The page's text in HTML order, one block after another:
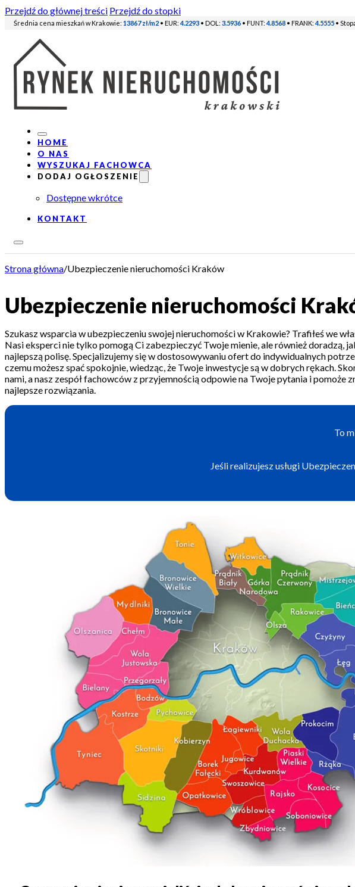
Przejdź do głównej treści Przejdź do stopki
Średnia cena mieszkań w Krakowie: 13867 zł/m2 • EUR: 4.2293 • DOL: 3.5936 • FUNT: 4.8568 • FRANK: 4.5555 •
HOME
O NAS
WYSZUKAJ FACHOWCA
DODAJ OGŁOSZENIE
Dostępne wkrótce
KONTAKT
Strona główna/Ubezpieczenie nieruchomości Kraków
Ubezpieczenie nieruchomości
Szukasz wsparcia w ubezpieczeniu swojej nieruchomości w Krakowie? Trafiłeś we
Nasi eksperci nie tylko pomogą Ci zabezpieczyć Twoje mienie, ale również doradzą,
najlepszą polisę. Specjalizujemy się w dostosowywaniu ofert do indywidualnych
czemu możesz spać spokojnie, wiedząc, że Twoje inwestycje są w dobrych rękach.
nami, a nasz zespół fachowców z przyjemnością odpowie na Twoje pytania i pomoże
najlepsze rozwiązania.
To
Jeśli realizujesz usługi